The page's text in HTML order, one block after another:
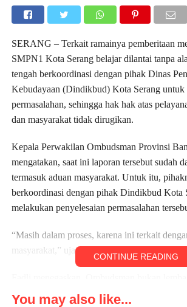
SERANG – Terkait ramainya pemberitaan
SMPN1 Kota Serang belajar dilantai tanpa
tengah berkoordinasi dengan pihak Dinas
Kebudayaan (Dindikbud) Kota Serang untuk
permasalahan, sehingga hak hak atas
dan masyarakat tidak dirugikan.
Kepala Perwakilan Ombudsman Provinsi
mengatakan, saat ini laporan tersebut sudah
termasuk aduan masyarakat. Untuk itu,
berkoordinasi dengan pihak Dindikbud Kota
melakukan penyelesaian permasalahan
“Masih dalam proses, karena ini terkait
masyarakat,” ujarnya, Senin (05/08/2024).
karena bukan aparat penegak hukum.
CONTINUE READING
You may also like...